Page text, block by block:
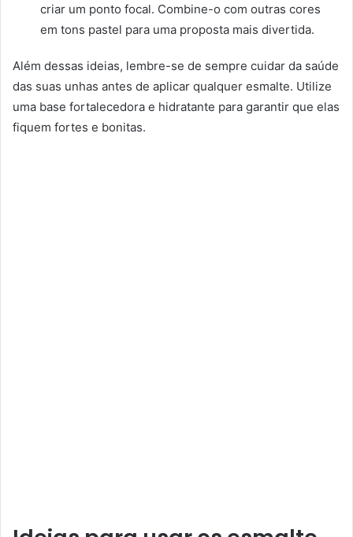
criar um ponto focal. Combine-o com outras cores
em tons pastel para uma proposta mais divertida.
Além dessas ideias, lembre-se de sempre cuidar da saúde
das suas unhas antes de aplicar qualquer esmalte. Utilize
uma base fortalecedora e hidratante para garantir que elas
fiquem fortes e bonitas.